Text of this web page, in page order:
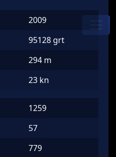
2009
95128 grt
294 m
23 kn
1259
57
779